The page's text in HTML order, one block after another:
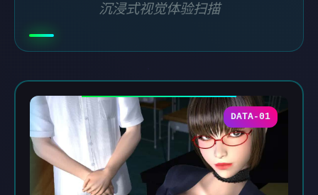
沉浸式视觉体验扫描
DATA-01